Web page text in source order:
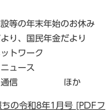
設等の年末年始のお休み
より、国民年金だより
トワーク
ュース
も通信 ほか
ちの令和8年1月号 [PDFフ